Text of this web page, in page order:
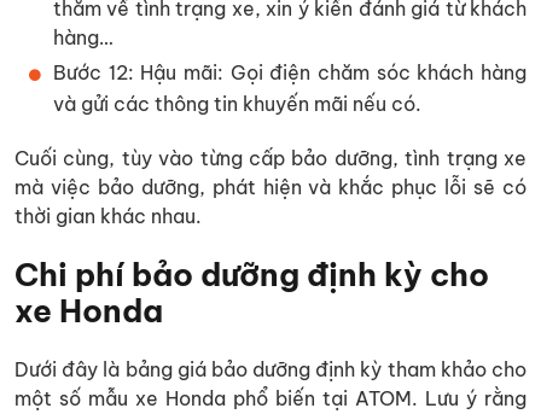
thăm về tình trạng xe, xin ý kiến đánh giá từ khách
hàng…
Bước 12: Hậu mãi: Gọi điện chăm sóc khách hàng
và gửi các thông tin khuyến mãi nếu có.
Cuối cùng, tùy vào từng cấp bảo dưỡng, tình trạng xe
mà việc bảo dưỡng, phát hiện và khắc phục lỗi sẽ có
thời gian khác nhau.
Chi phí bảo dưỡng định kỳ cho
xe Honda
Dưới đây là bảng giá bảo dưỡng định kỳ tham khảo cho
một số mẫu xe Honda phổ biến tại ATOM. Lưu ý rằng